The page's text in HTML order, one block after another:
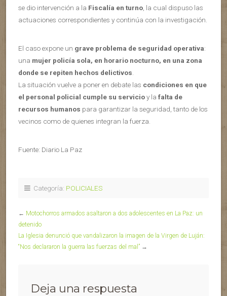
se dio intervención a la Fiscalía en turno , la cual dispuso las
actuaciones correspondientes y continúa con la investigación.
El caso expone un grave problema de seguridad operativa:
una mujer policía sola, en horario nocturno, en una zona
donde se repiten hechos delictivos
La situación vuelve a poner en debate las condiciones en que
el personal policial cumple su servicioy la falta de
recursos humanos para garantizar la seguridad, tanto de los
vecinos como de quienes integran la fuerza.
Fuente: Diario La Paz
Categoría: POLICIALES
← Motochorros armados asaltaron a dos adolescentes en La Paz: un
detenido
La Iglesia denunció que vandalizaron la imagen de la Virgen de Luján:
“Nos declararon la guerra las fuerzas del mal” →
Deja una respuesta